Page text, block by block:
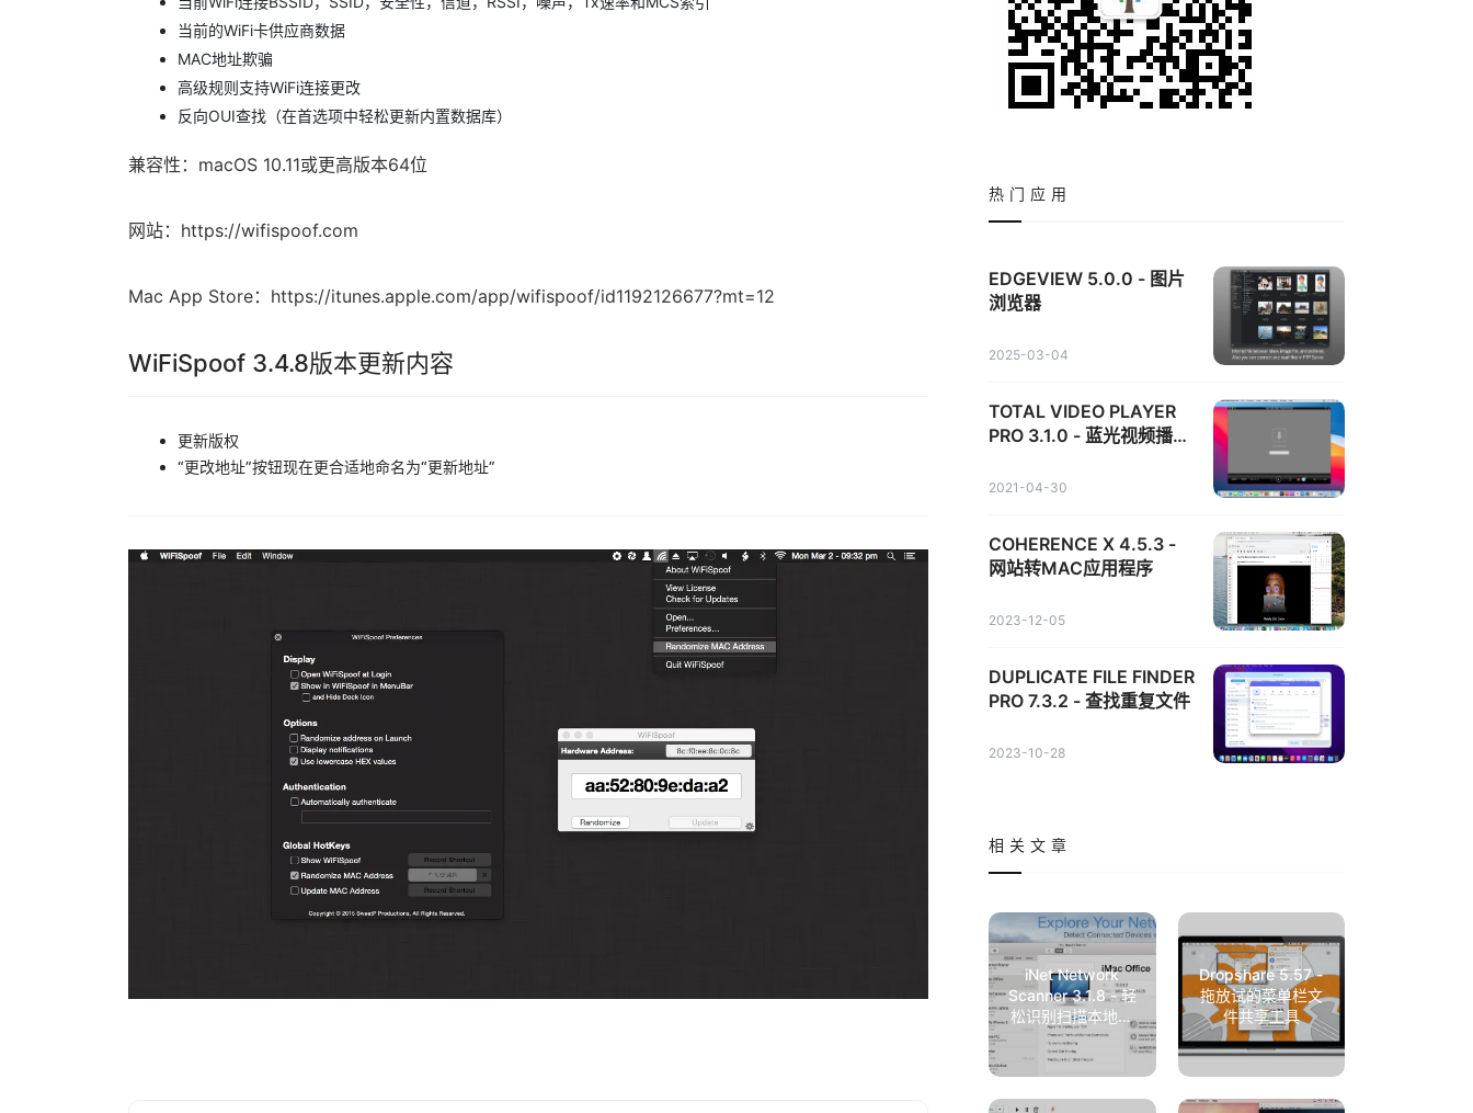
当前的WiFi卡供应商数据
MAC地址欺骗
高级规则支持WiFi连接更改
反向OUI查找（在首选项中轻松更新内置数据库）
兼容性：macOS 10.11或更高版本64位
网站：https://wifispoof.com
Mac App Store：https://itunes.apple.com/app/wifispoof/id1192126677?mt=12
WiFiSpoof 3.4.8版本更新内容
更新版权
“更改地址”按钮现在更合适地命名为“更新地址”
热门应用
EDGEVIEW 5.0.0 - 图片
浏览器
2025-03-04
TOTAL VIDEO PLAYER
PRO 3.1.0 - 蓝光视频播放
2021-04-30
COHERENCE X 4.5.3 -
网站转MAC应用程序
2023-12-05
DUPLICATE FILE FINDER
PRO 7.3.2 - 查找重复文件
2023-10-28
相关文章
iNet Network
Scanner 3.1.8 - 轻
松识别扫描本地网
络设备
Dropshare 5.57 -
拖放试的菜单栏文
件共享工具